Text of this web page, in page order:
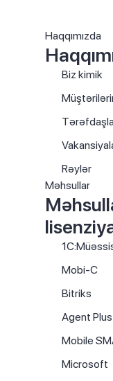
Haqqımızda
Biz kimik
Rəylər
Məhsullar
Mobi-C
Bitriks
Agent Plus
Mobile
Microsoft